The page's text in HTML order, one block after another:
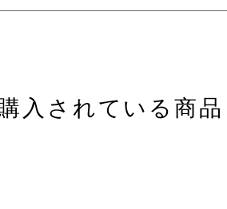
入されている商品